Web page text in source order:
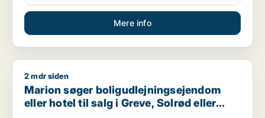
Mere info
Marion søger boligudlejningsejendom eller hotel til salg i
2 mdr siden
Marion søger boligudlejningsejendom
eller hotel til salg i Greve, Solrød eller